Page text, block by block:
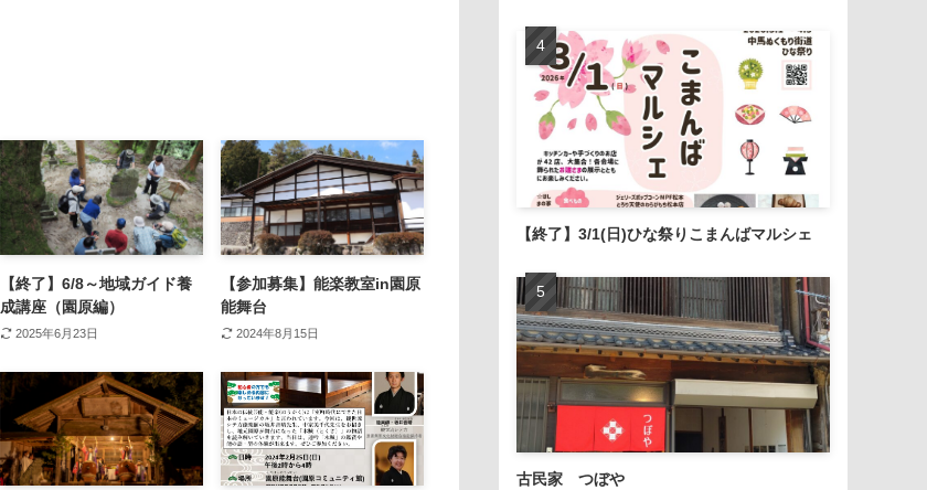
【終了】6/8～地域ガイド養
成講座（園原編）
2025年6月23日
【参加募集】能楽教室in園原
能舞台
2024年8月15日
【終了】3/1(日)ひな祭りこまんばマルシェ
古民家 つぼや